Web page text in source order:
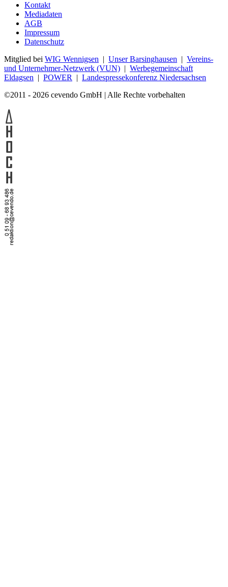
Kontakt
Mediadaten
AGB
Impressum
Datenschutz
Mitglied bei WIG Wennigsen | Unser Barsinghausen | Vereins-
und Unternehmer-Netzwerk (VUN) | Werbegemeinschaft
Eldagsen | POWER | Landespressekonferenz Niedersachsen
©2011 - 2026 cevendo GmbH | Alle Rechte vorbehalten